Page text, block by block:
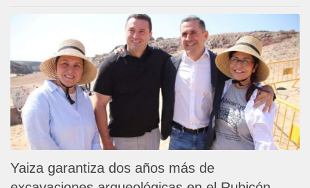
Yaiza garantiza dos años más de